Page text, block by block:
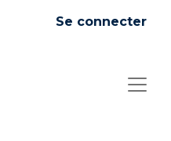
Se connecter